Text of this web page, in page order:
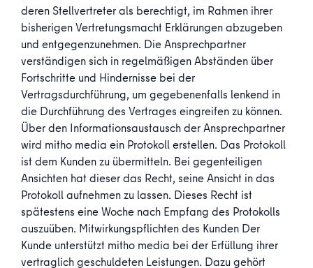
deren Stellvertreter als berechtigt, im Rahmen ihrer
bisherigen Vertretungsmacht Erklärungen abzugeben
und entgegenzunehmen. Die Ansprechpartner
verständigen sich in regelmäßigen Abständen über
Fortschritte und Hindernisse bei der
Vertragsdurchführung, um gegebenenfalls lenkend in
die Durchführung des Vertrages eingreifen zu können.
Über den Informationsaustausch der Ansprechpartner
wird mitho media ein Protokoll erstellen. Das Protokoll
ist dem Kunden zu übermitteln. Bei gegenteiligen
Ansichten hat dieser das Recht, seine Ansicht in das
Protokoll aufnehmen zu lassen. Dieses Recht ist
spätestens eine Woche nach Empfang des Protokolls
auszuüben. Mitwirkungspflichten des Kunden Der
Kunde unterstützt mitho media bei der Erfüllung ihrer
vertraglich geschuldeten Leistungen. Dazu gehört